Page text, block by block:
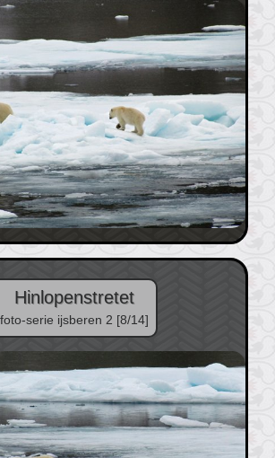
Hinlopenstretet
foto-serie ijsberen 2 [8/14]